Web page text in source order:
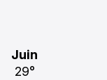
Juin
29°